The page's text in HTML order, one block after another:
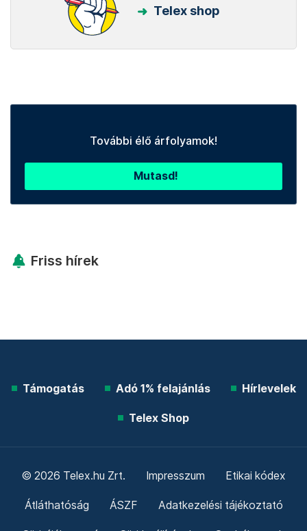
Telex shop
További élő árfolyamok!
Mutasd!
Friss hírek
Támogatás Adó 1% felajánlás Hírlevelek
Telex Shop
© 2026 Telex.hu Zrt. Impresszum Etikai kódex
Átláthatóság ÁSZF Adatkezelési tájékoztató